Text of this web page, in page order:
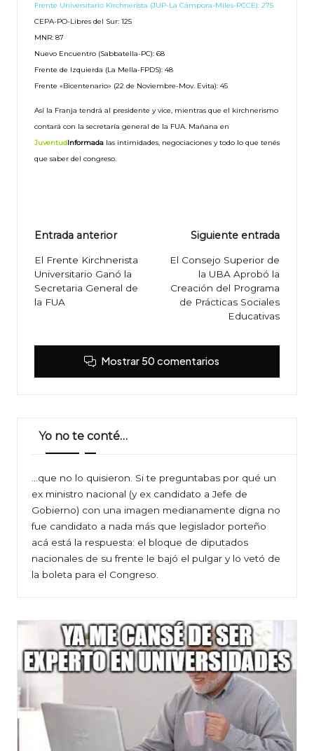
Frente Universitario Kirchnerista (JUP-La Cámpora-Miles-PCCE): 275
CEPA-PO-Libres del Sur: 125
MNR: 87
Nuevo Encuentro (Sabbatella-PC): 68
Frente de Izquierda (La Mella-FPDS): 48
Frente «Bicentenario» (22 de Noviembre-Mov. Evita): 45
Así la Franja tendrá al presidente y vice, mientras que el kirchnerismo
contará con la secretaría general de la FUA. Mañana en
JuventudInformada las intimidades, negociaciones y todo lo que tenés
que saber del congreso.
Navegación
de
entradas
Entrada anterior
El Frente Kirchnerista
Universitario Ganó la
Secretaria General de
la FUA
Siguiente entrada
El Consejo Superior de
la UBA Aprobó la
Creación del Programa
de Prácticas Sociales
Educativas
Mostrar 50 comentarios
Yo no te conté…
…que no lo quisieron. Si te preguntabas por qué un
ex ministro nacional (y ex candidato a Jefe de
Gobierno) con una imagen medianamente digna no
fue candidato a nada más que legislador porteño
acá está la respuesta: el bloque de diputados
nacionales de su frente le bajó el pulgar y lo vetó de
la boleta para el Congreso.